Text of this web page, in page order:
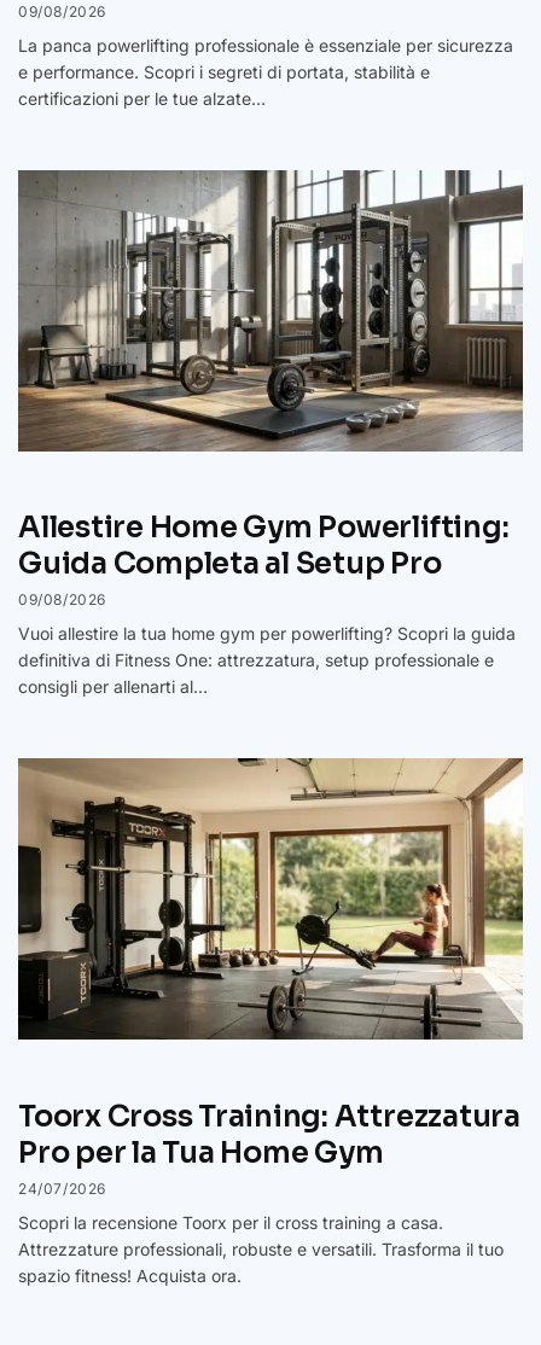
09/08/2026
La panca powerlifting professionale è essenziale per sicurezza
e performance. Scopri i segreti di portata, stabilità e
certificazioni per le tue alzate…
Allestire Home Gym Powerlifting:
Guida Completa al Setup Pro
09/08/2026
Vuoi allestire la tua home gym per powerlifting? Scopri la guida
definitiva di Fitness One: attrezzatura, setup professionale e
consigli per allenarti al…
Toorx Cross Training: Attrezzatura
Pro per la Tua Home Gym
24/07/2026
Scopri la recensione Toorx per il cross training a casa.
Attrezzature professionali, robuste e versatili. Trasforma il tuo
spazio fitness! Acquista ora.